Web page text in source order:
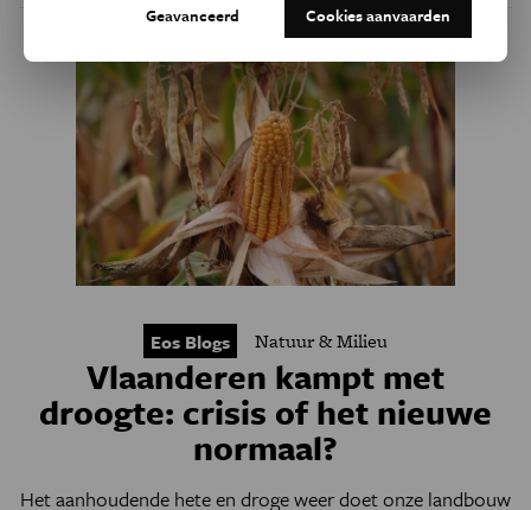
Eos Blogs Natuur & Milieu
Vlaanderen kampt met
droogte: crisis of het nieuwe
normaal?
Het aanhoudende hete en droge weer doet onze landbouw
Geavanceerd Cookies aanvaarden